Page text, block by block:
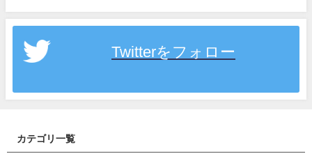
Twitterをフォロー
カテゴリ一覧